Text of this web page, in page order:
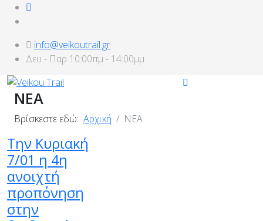
info@veikoutrail.gr
Δευ - Παρ 10:00πμ - 14:00μμ
ΝΕΑ
Βρίσκεστε εδώ: Αρχική ΝΕΑ
Την Κυριακή
7/01 η 4η
ανοιχτή
προπόνηση
στην